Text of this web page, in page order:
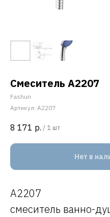
Смеситель A2207
Fashun
Артикул: A2207
8 171 р. / 1 шт
Нет в
A2207
смеситель ванно-